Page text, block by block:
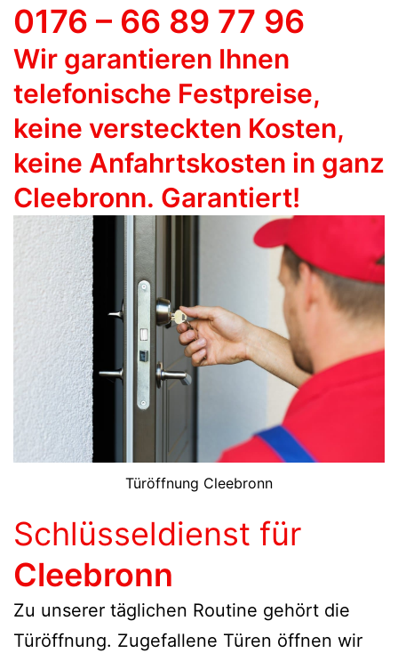
0176 – 66 89 77 96
Wir garantieren Ihnen
telefonische Festpreise,
keine versteckten Kosten,
keine Anfahrtskosten in ganz
Cleebronn. Garantiert!
Türöffnung Cleebronn
Schlüsseldienst für
Cleebronn
Zu unserer täglichen Routine gehört die
Türöffnung. Zugefallene Türen öffnen wir